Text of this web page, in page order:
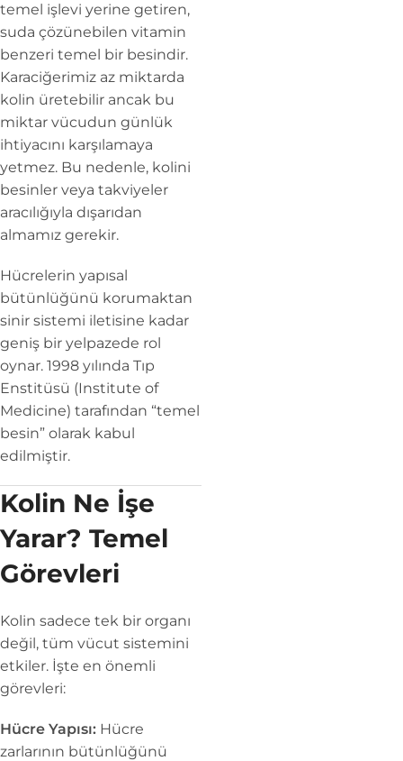
temel işlevi yerine getiren,
suda çözünebilen vitamin
benzeri temel bir besindir.
Karaciğerimiz az miktarda
kolin üretebilir ancak bu
miktar vücudun günlük
ihtiyacını karşılamaya
yetmez. Bu nedenle, kolini
besinler veya takviyeler
aracılığıyla dışarıdan
almamız gerekir.
Hücrelerin yapısal
bütünlüğünü korumaktan
sinir sistemi iletisine kadar
geniş bir yelpazede rol
oynar. 1998 yılında Tıp
Enstitüsü (Institute of
Medicine) tarafından “temel
besin” olarak kabul
edilmiştir.
Kolin Ne İşe
Yarar? Temel
Görevleri
Kolin sadece tek bir organı
değil, tüm vücut sistemini
etkiler. İşte en önemli
görevleri:
Hücre Yapısı: Hücre
zarlarının bütünlüğünü